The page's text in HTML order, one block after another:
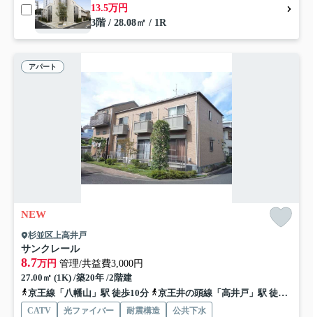
13.5万円
3階 / 28.08㎡ / 1R
アパート
NEW
杉並区上高井戸
サンクレール
8.7万円 管理/共益費3,000円
27.00㎡ (1K) /築20年 /2階建
京王線「八幡山」駅 徒歩10分
京王井の頭線「高井戸」駅 徒歩10分
CATV 光ファイバー 耐震構造 公共下水